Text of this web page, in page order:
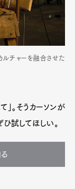
ルチャーを融合させた
」。そうカーソンが
試してほしい。